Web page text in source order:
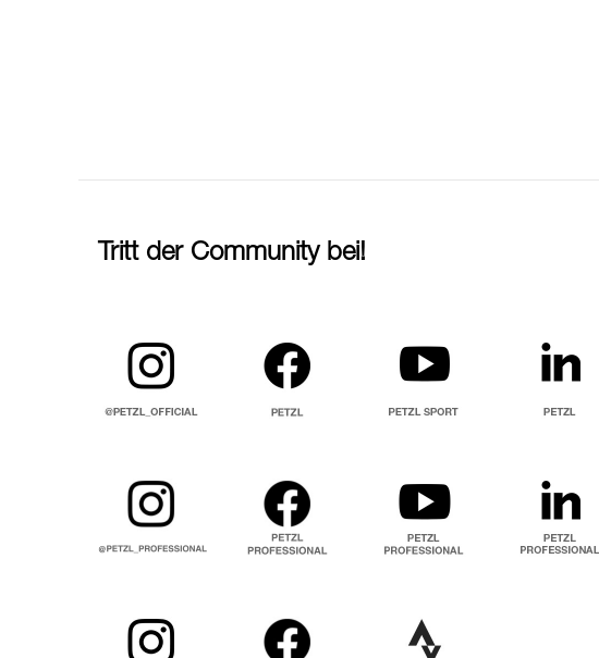
Tritt der Community bei!